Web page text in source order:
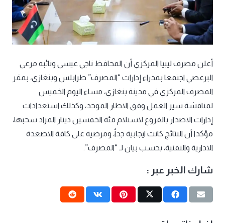
أعلن مصرف ليبيا المركزي أن المحافظ ناجي عيسى ونائبه مرعي
البرعصي اجتمعا بمدراء إدارات “المصرف” طرابلس وبنغازي، بمقر
المصرف المركزي في مدينة بنغازي، مساء اليوم الخميس
لمناقشة سير العمل وفق الاطار الموحد، وكذلك استعدادات
إدارات الاصدار بالفروع لاستلام فئة الخمسين دينار المراد سحبها،
مؤكدا أن النتائج كانت ايجابية جداً، ومرضية على كافة الاصعدة
الادارية والتقنية، بحسب بيان لـ “المصرف”.
شارك الخبر عبر :